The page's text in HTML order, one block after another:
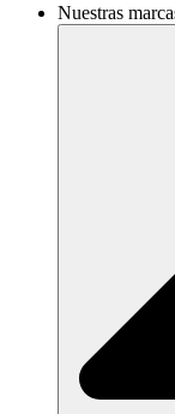
Nuestras